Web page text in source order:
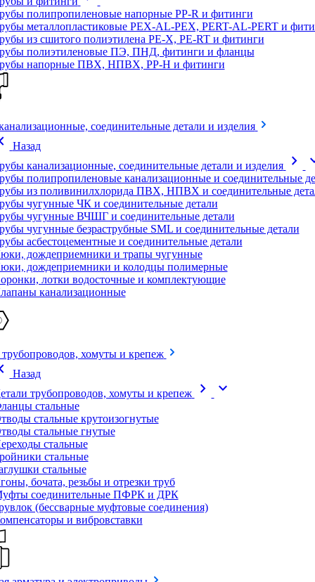
полипропиленовые напорные PP-R и фитинги
металлопластиковые PEX-AL-PEX, PERT-AL-PERT и
из сшитого полиэтилена PE-X, PE-RT и фитинги
полиэтиленовые ПЭ, ПНД, фитинги и фланцы
напорные ПВХ, НПВХ, PP-H и фитинги
соединительные детали и изделия
Назад
канализационные, соединительные детали и изделия
chevron_right
полипропиленовые канализационные и соединительные
из поливинилхлорида ПВХ, НПВХ и соединительные
чугунные ЧК и соединительные детали
чугунные ВЧШГ и соединительные детали
чугунные безраструбные SML и соединительные детали
асбестоцементные и соединительные детали
дождеприемники и трапы чугунные
дождеприемники и колодцы полимерные
лотки водосточные и комплектующие
канализационные
трубопроводов, хомуты и крепеж
Назад
трубопроводов, хомуты и крепеж
chevron_right expand_more
стальные
стальные крутоизогнутые
стальные гнутые
стальные
стальные
стальные
бочата, резьбы и отрезки труб
соединительные ПФРК и ДРК
(бессварные муфтовые соединения)
и вибровставки